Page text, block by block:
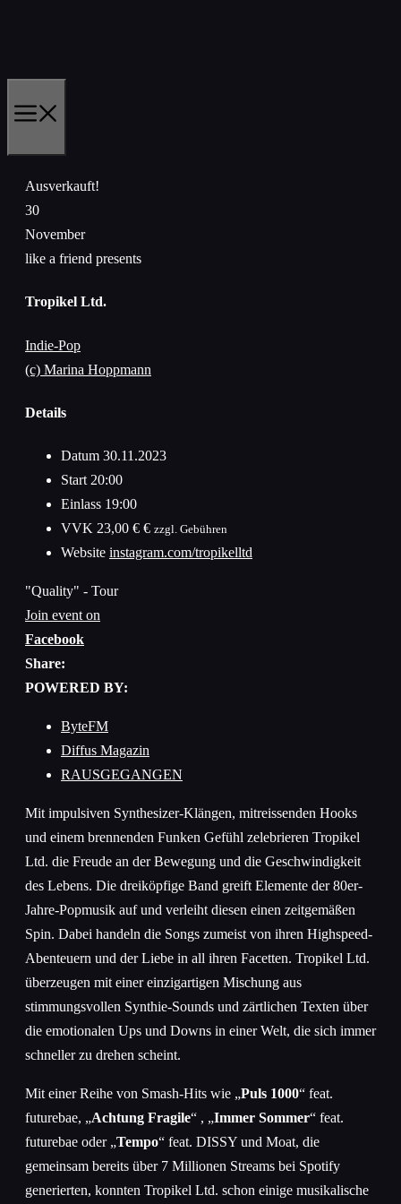
Ausverkauft!
30
November
like a friend presents
Tropikel Ltd.
Indie-Pop
(c) Marina Hoppmann
Details
Datum 30.11.2023
Start 20:00
Einlass 19:00
VVK 23,00 € € zzgl. Gebühren
Website instagram.com/tropikelltd
"Quality" - Tour
Join event on
Facebook
Share:
POWERED BY:
ByteFM
Diffus Magazin
RAUSGEGANGEN
Mit impulsiven Synthesizer-Klängen, mitreissenden Hooks
und einem brennenden Funken Gefühl zelebrieren Tropikel
Ltd. die Freude an der Bewegung und die Geschwindigkeit
des Lebens. Die dreiköpfige Band greift Elemente der 80er-
Jahre-Popmusik auf und verleiht diesen einen zeitgemäßen
Spin. Dabei handeln die Songs zumeist von ihren Highspeed-
Abenteuern und der Liebe in all ihren Facetten. Tropikel Ltd.
überzeugen mit einer einzigartigen Mischung aus
stimmungsvollen Synthie-Sounds und zärtlichen Texten über
die emotionalen Ups und Downs in einer Welt, die sich immer
schneller zu drehen scheint.
Mit einer Reihe von Smash-Hits wie „Puls 1000“ feat.
futurebae, „Achtung Fragile“ , „Immer Sommer“ feat.
futurebae oder „Tempo“ feat. DISSY und Moat, die
gemeinsam bereits über 7 Millionen Streams bei Spotify
generierten, konnten Tropikel Ltd. schon einige musikalische